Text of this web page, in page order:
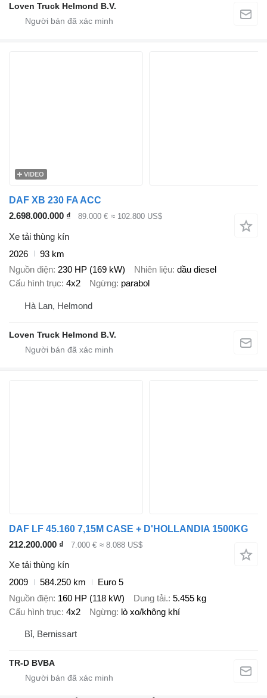
Loven Truck Helmond B.V.
VIDEO
DAF XB 230 FA ACC
2.698.000.000 ₫
89.000 € ≈ 102.800 US$
Xe tải thùng kín
2026
93 km
Nguồn điện 230 HP (169 kW) Nhiên liệu dầu diesel
Cấu hình trục 4x2 Ngừng parabol
Hà Lan, Helmond
Loven Truck Helmond B.V.
DAF LF 45.160 7,15M CASE + D'HOLLANDIA 1500KG
212.200.000 ₫
7.000 € ≈ 8.088 US$
Xe tải thùng kín
2009
584.250 km
Euro 5
Nguồn điện 160 HP (118 kW) Dung tải. 5.455 kg
Cấu hình trục 4x2 Ngừng lò xo/không khí
Bỉ, Bernissart
TR-D BVBA